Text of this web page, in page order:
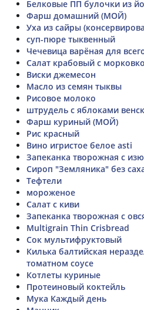
Белковые ПП булочки из
Фарш домашний (МОЙ)
Уха из сайры
суп-пюре тыквенный
Чечевица варёная для
Салат крабовый с
Виски джемесон
Масло из семян тыквы
Рисовое молоко
штрудель с яблоками
Фарш куриный (МОЙ)
Рис красный
Вино игристое белое asti
Запеканка творожная с
Сироп "Земляника" без
Тефтели
мороженое
Салат с киви
Запеканка творожная с
Multigrain Thin Crisbread
Сок мультифруктовый
Килька балтийская
томатном соусе
Котлеты куриные
Протеиновый коктейль
Мука Каждый день